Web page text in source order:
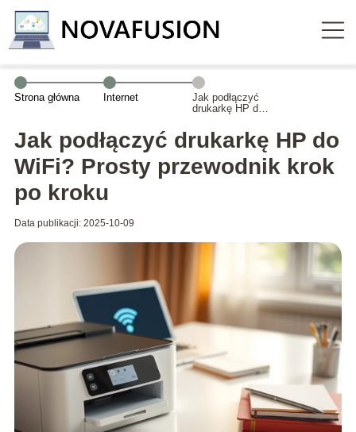
Strona główna Internet
Jak podłączyć
drukarkę HP do
przewodnik krok
po kroku
Jak podłączyć drukarkę HP do
WiFi? Prosty przewodnik krok
po kroku
Data publikacji: 2025-10-09